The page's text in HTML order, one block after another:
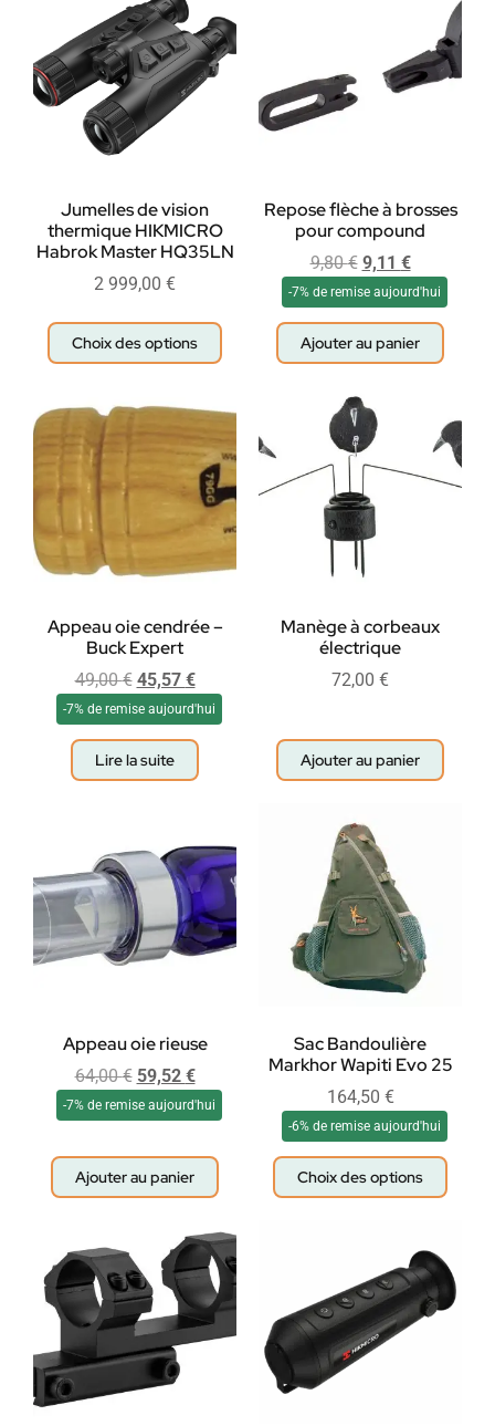
Jumelles de vision
thermique HIKMICRO
Habrok Master HQ35LN
2 999,00 €
Choix des options
Repose flèche à brosses
pour compound
9,80€ 9,11 €
-7% de remise aujourd'hui
Ajouter au panier
Appeau oie cendrée –
Buck Expert
49,00€ 45,57 €
-7% de remise aujourd'hui
Lire la suite
Manège à corbeaux
électrique
72,00 €
Ajouter au panier
Appeau oie rieuse
64,00€ 59,52 €
-7% de remise aujourd'hui
Ajouter au panier
Sac Bandoulière
Markhor Wapiti Evo 25
164,50 €
-6% de remise aujourd'hui
Choix des options